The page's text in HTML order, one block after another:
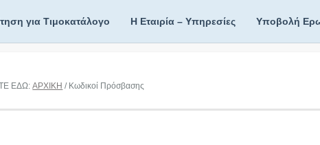
για Τιμοκατάλογο Η Εταιρία – Υπηρεσίες Υποβολή
ΕΔΩ:ΑΡΧΙΚΗ / Κωδικοί Πρόσβασης